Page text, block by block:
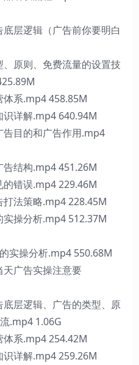
层逻辑（广告前你要明白
原则、免费流量的设置技
系.mp4 458.85M
详解.mp4 640.94M
目的和广告作用.mp4
结构.mp4 451.26M
错误.mp4 229.46M
法策略.mp4 228.45M
操分析.mp4 512.37M
实操分析.mp4 550.68M
广告实操注意要
层逻辑、广告的类型、原
.mp4 1.06G
系.mp4 254.42M
详解.mp4 259.26M